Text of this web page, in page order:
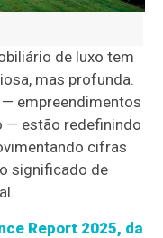
de luxo tem
mas profunda.
empreendimentos
— estão redefinindo
cifras
significado de
Report 2025, da